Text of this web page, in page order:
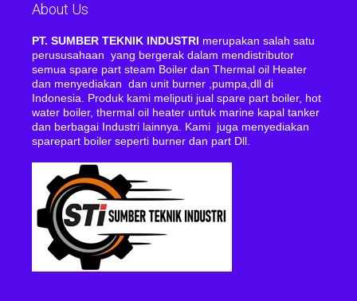
About Us
PT. SUMBER TEKNIK INDUSTRI merupakan salah satu
perususahaan yang bergerak dalam mendistributor
semua spare part steam Boiler dan Thermal oil Heater
dan menyediakan dan unit burner ,pumpa,dll di
Indonesia. Produk kami meliputi jual spare part boiler, hot
water boiler, thermal oil heater untuk marine kapal tanker
dan berbagai Industri lainnya. Kami juga menyediakan
sparepart boiler seperti burner dan part Dll.